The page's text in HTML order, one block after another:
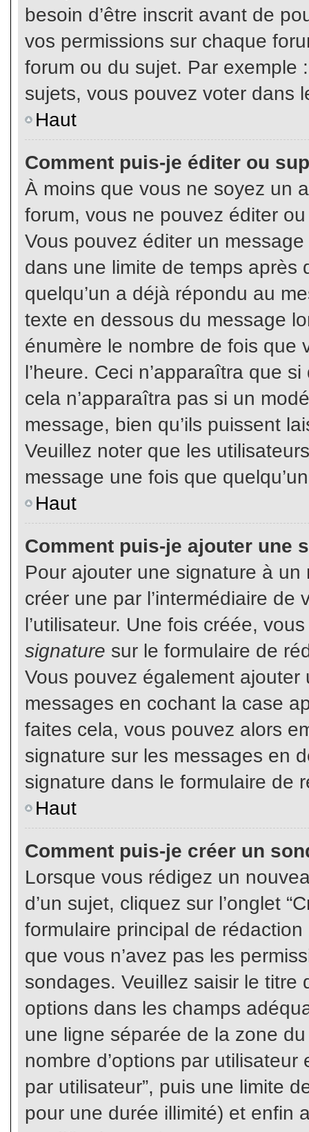
besoin d’être inscrit avant de
vos permissions sur chaque
forum ou du sujet. Par exemple
sujets, vous pouvez voter dans
Haut
Comment puis-je éditer ou
À moins que vous ne soyez un
forum, vous ne pouvez éditer
Vous pouvez éditer un
dans une limite de temps après
quelqu’un a déjà répondu au
texte en dessous du message
énumère le nombre de fois que
l’heure. Ceci n’apparaîtra que
cela n’apparaîtra pas si un
message, bien qu’ils puissent
Veuillez noter que les
message une fois que
Haut
Comment puis-je ajouter une
Pour ajouter une signature à un
créer une par l’intermédiaire
l’utilisateur. Une fois créée,
signature sur le formulaire de
Vous pouvez également
messages en cochant la case
faites cela, vous pouvez alors
signature sur les messages en
signature dans le formulaire de
Haut
Comment puis-je créer un
Lorsque vous rédigez un
d’un sujet, cliquez sur l’onglet
formulaire principal de
que vous n’avez pas les
sondages. Veuillez saisir le
options dans les champs
une ligne séparée de la zone
nombre d’options par
par utilisateur”, puis une limite
pour une durée illimité) et enfin